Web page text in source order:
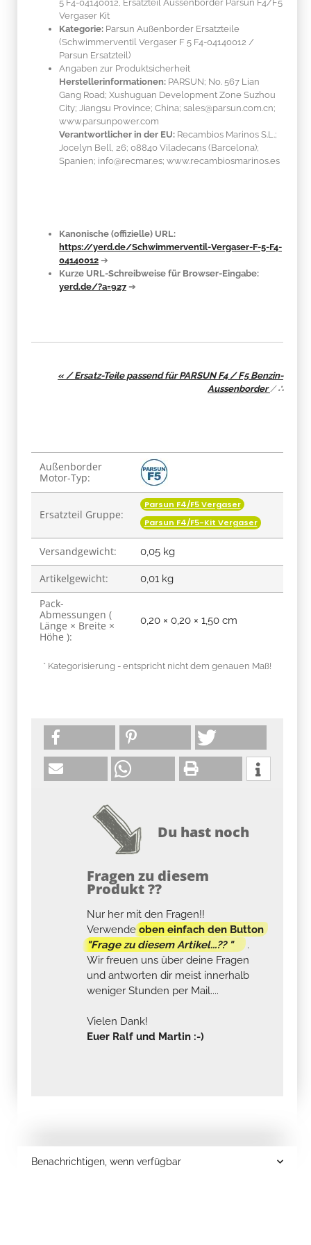
5 F4-04140012, Ersatzteil Aussenborder Parsun F4/F5
Vergaser Kit
Kategorie: Parsun Außenborder Ersatzteile
(Schwimmerventil Vergaser F 5 F4-04140012 /
Parsun Ersatzteil)
Angaben zur Produktsicherheit
Herstellerinformationen: PARSUN; No. 567 Lian
Gang Road; Xushuguan Development Zone Suzhou
City; Jiangsu Province; China; sales@parsun.com.cn;
www.parsunpower.com
Verantwortlicher in der EU: Recambios Marinos S.L.;
Jocelyn Bell, 26; 08840 Viladecans (Barcelona);
Spanien; info@recmar.es; www.recambiosmarinos.es
Kanonische (offizielle) URL:
https://yerd.de/Schwimmerventil-Vergaser-F-5-F4-
04140012 ➔
Kurze URL-Schreibweise für Browser-Eingabe:
yerd.de/?a=927 ➔
« / Ersatz-Teile passend für PARSUN F4 / F5 Benzin-
Aussenborder/∴
Produkteigenschaft
Wert
Außenborder
Motor-Typ:
Ersatzteil Gruppe:
Parsun F4/F5 Vergaser
Parsun F4/F5-Kit Vergaser
Versandgewicht: 0,05 kg
Artikelgewicht: 0,01 kg
Pack-
Abmessungen (
Länge × Breite ×
Höhe ):
0,20 × 0,20 × 1,50 cm
* Kategorisierung - entspricht nicht dem genauen Maß!
Du hast noch
Fragen zu diesem
Produkt ??
Nur her mit den Fragen!!
Verwendeoben einfach den Button
"Frage zu diesem Artikel...?? "
.
Wir freuen uns über deine Fragen
und antworten dir meist innerhalb
weniger Stunden per Mail....
Vielen Dank!
Euer Ralf und Martin :-)
Benachrichtigen, wenn verfügbar